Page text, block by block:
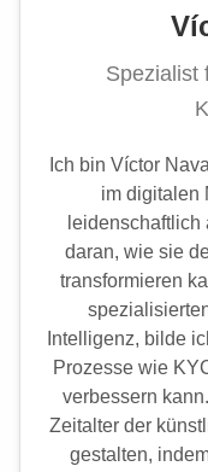
Spezialist
Ich bin Víctor
im digitalen
leidenschaftlich
daran, wie sie
transformieren
Intelligenz, bilde
Prozesse wie
verbessern
Zeitalter der
gestalten,